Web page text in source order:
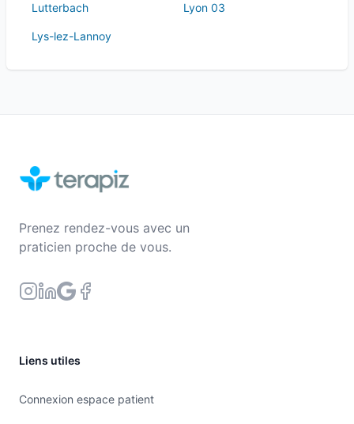
Lutterbach Lyon 03
Lys-lez-Lannoy
Prenez rendez-vous avec un
praticien proche de vous.
Liens utiles
Connexion espace patient